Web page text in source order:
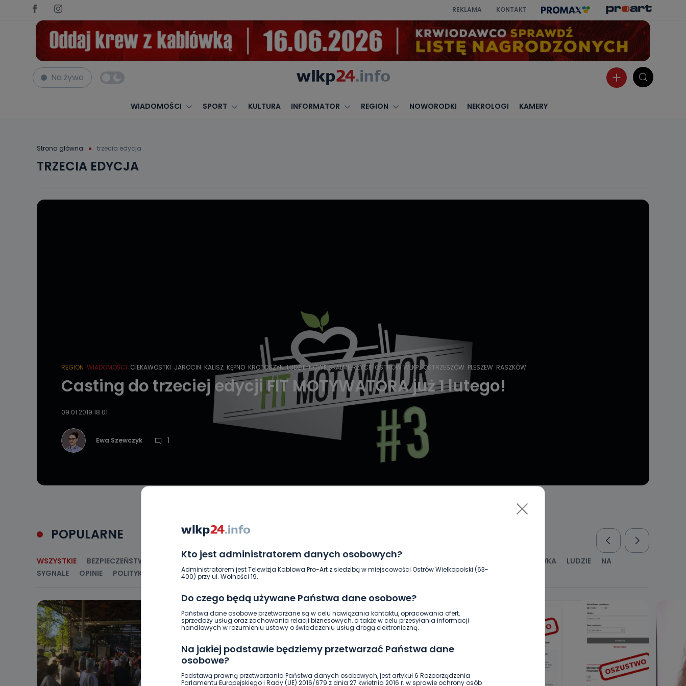
REKLAMA KONTAKT
Na żywo
WIADOMOŚCI SPORT KULTURA INFORMATOR REGION NOWORODKI NEKROLOGI KAMERY
Strona główna trzecia edycja
Kto jest administratorem danych osobowych?
Administratorem jest Telewizja Kablowa Pro-Art z siedzibą w miejscowości Ostrów Wielkopolski (63-
400) przy ul. Wolności 19.
Do czego będą używane Państwa dane osobowe?
Państwa dane osobowe przetwarzane są w celu nawiązania kontaktu, opracowania ofert,
sprzedaży usług oraz zachowania relacji biznesowych, a także w celu przesyłania informacji
handlowych w rozumieniu ustawy o świadczeniu usług drogą elektroniczną.
Na jakiej podstawie będziemy przetwarzać Państwa dane
osobowe?
Podstawą prawną przetwarzania Państwa danych osobowych, jest artykuł 6 Rozporządzenia
Parlamentu Europejskiego i Rady (UE) 2016/679 z dnia 27 kwietnia 2016 r. w sprawie ochrony osób
TRZECIA EDYCJA
REGION WIADOMOŚCI CIEKAWOSTKI JAROCIN KALISZ KĘPNO KROTOSZYN LUDZIE NOWE SKALMIERZYCE OSTRÓW WLKP. OSTRZESZÓW PLESZEW RASZKÓW
Casting do trzeciej edycji FIT MOTYWATORA już 1 lutego!
09.01.2019 18:01
Ewa Szewczyk 1
POPULARNE
WSZYSTKIE BEZPIECZEŃSTWO CIEKAWOSTKI GOSPODARKA I FINANSE HISTORIA KULTURA I ROZRYWKA LUDZIE
NA
SYGNALE
OPINIE POLITYKA RELIGIA SAMORZĄD ŚRODOWISKO WASZE INFO WSZYSTKICH ŚWIĘTYCH WYWIADY